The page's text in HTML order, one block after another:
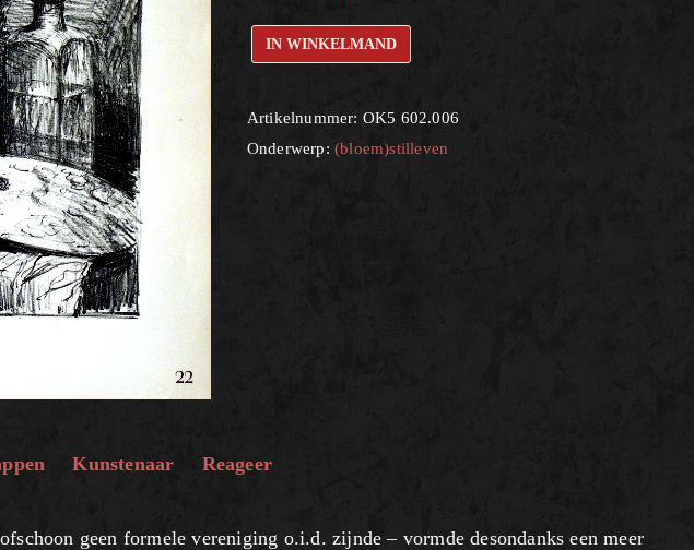
IN WINKELMAND
Artikelnummer: OK5 602.006
Onderwerp: (bloem)stilleven
Kunstenaar Reageer
geen formele vereniging o.i.d. zijnde – vormde desondanks een meer